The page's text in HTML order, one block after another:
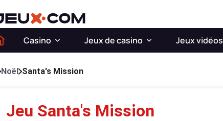
Casino Jeux de casino Jeux vidéos
Noël Santa's Mission
Jeu Santa's Mission